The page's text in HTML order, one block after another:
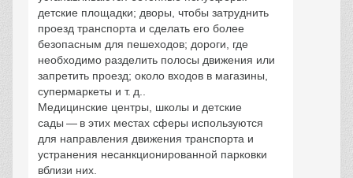
детские площадки; дворы, чтобы затруднить
проезд транспорта и сделать его более
безопасным для пешеходов; дороги, где
необходимо разделить полосы движения или
запретить проезд; около входов в магазины,
супермаркеты и т. д..
Медицинские центры, школы и детские
сады — в этих местах сферы используются
для направления движения транспорта и
устранения несанкционированной парковки
вблизи них.